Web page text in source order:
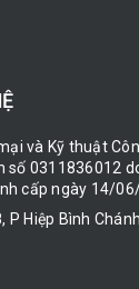
và Kỹ thuật
số 0311836012
cấp ngày 14/
Hiệp Bình